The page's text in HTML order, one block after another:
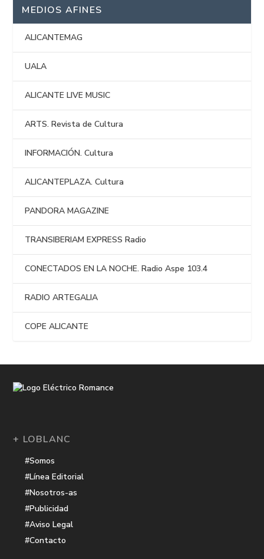
MEDIOS AFINES
ALICANTEMAG
UALA
ALICANTE LIVE MUSIC
ARTS. Revista de Cultura
INFORMACIÓN. Cultura
ALICANTEPLAZA. Cultura
PANDORA MAGAZINE
TRANSIBERIAM EXPRESS Radio
CONECTADOS EN LA NOCHE. Radio Aspe 103.4
RADIO ARTEGALIA
COPE ALICANTE
+ LOBLANC
#Somos
#Línea Editorial
#Nosotros-as
#Publicidad
#Aviso Legal
#Contacto